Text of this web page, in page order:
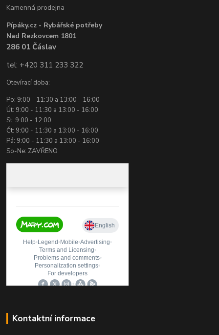
Kamenná prodejna
Pípáky.cz - Rybářské potřeby
Nad Rezkovcem 1801
286 01 Čáslav
tel: +420 311 233 322
Otevírací doba:
Po: 9:00 - 11:30 a 13:00 - 16:00
Út: 9:00 - 11:30 a 13:00 - 16:00
St: 9:00 - 12:00
Čt: 9:00 - 11:30 a 13:00 - 16:00
Pá: 9:00 - 11:30 a 13:00 - 16:00
So-Ne: ZAVŘENO
Kontaktní informace